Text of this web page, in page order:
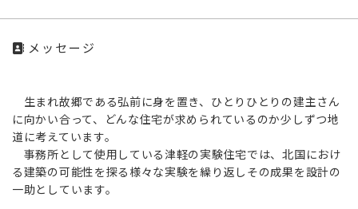
メッセージ
生まれ故郷である弘前に身を置き、ひとりひとりの建主さん
に向かい合って、どんな住宅が求められているのか少しずつ地
道に考えています。
事務所として使用している津軽の実験住宅では、北国におけ
る建築の可能性を探る様々な実験を繰り返しその成果を設計の
一助としています。